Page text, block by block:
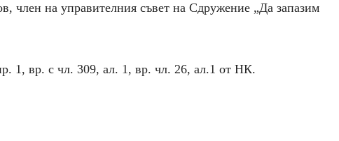
член на управителния съвет на Сдружение „Да запазим
1, вр. с чл. 309, ал. 1, вр. чл. 26, ал.1 от НК.